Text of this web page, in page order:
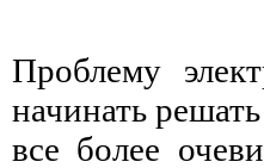
Проблему
начинать
все более